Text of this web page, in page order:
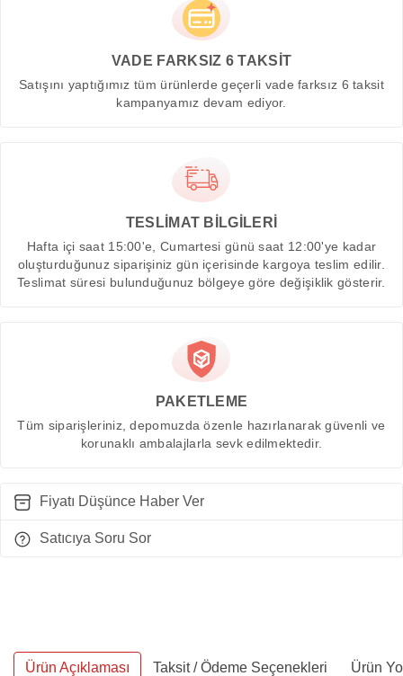
VADE FARKSIZ 6 TAKSİT
Satışını yaptığımız tüm ürünlerde geçerli vade farksız 6 taksit
kampanyamız devam ediyor.
TESLİMAT BİLGİLERİ
Hafta içi saat 15:00'e, Cumartesi günü saat 12:00'ye kadar
oluşturduğunuz siparişiniz gün içerisinde kargoya teslim edilir.
Teslimat süresi bulunduğunuz bölgeye göre değişiklik gösterir.
PAKETLEME
Tüm siparişleriniz, depomuzda özenle hazırlanarak güvenli ve
korunaklı ambalajlarla sevk edilmektedir.
Fiyatı Düşünce Haber Ver
Satıcıya Soru Sor
Ürün Açıklaması Taksit / Ödeme Seçenekleri Ürün